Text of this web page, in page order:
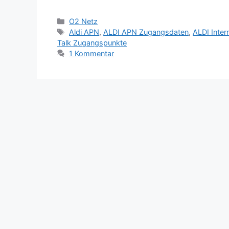
Kategorien
O2 Netz
Schlagwörter
Aldi APN, ALDI APN Zugangsdaten, ALDI
Talk Zugangspunkte
1 Kommentar